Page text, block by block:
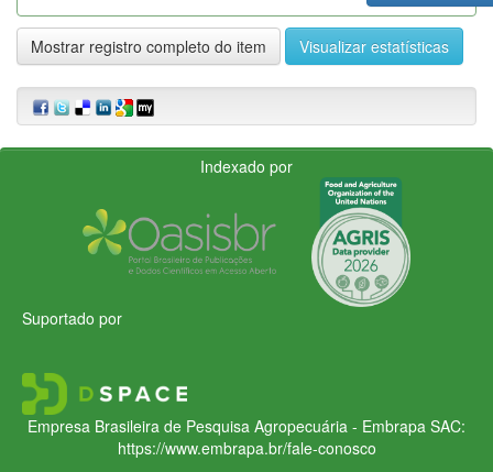
Mostrar registro completo do item Visualizar estatísticas
Indexado por
Suportado por
Empresa Brasileira de Pesquisa Agropecuária - Embrapa SAC:
https://www.embrapa.br/fale-conosco